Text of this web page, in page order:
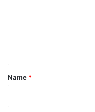
*
Name *